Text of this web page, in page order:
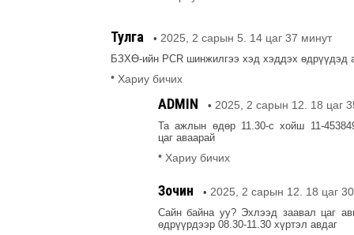
Тулга • 2025, 2 сарын 5. 14 цаг 37 минут
БЗХӨ-ийн PCR шинжилгээ хэд хэддэх өдрүүдэд
• Хариу бичих
ADMIN • 2025, 2 сарын 12. 18 цаг
Та ажлын өдөр 11.30-с хойш 11-
цаг аваарай
• Хариу бичих
Зочин • 2025, 2 сарын 12. 18 цаг
Сайн байна уу? Эхлээд заавал цаг
өдрүүрдээр 08.30-11.30 хүртэл авдаг